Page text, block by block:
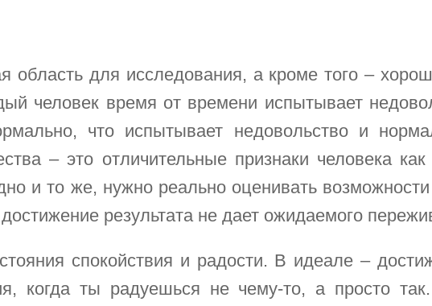
область для исследования, а кроме того –
человек время от времени испытывает
что испытывает недовольство и
– это отличительные признаки человека
и то же, нужно реально оценивать
результата не дает ожидаемого
спокойствия и радости. В идеале –
когда ты радуешься не чему-то, а просто